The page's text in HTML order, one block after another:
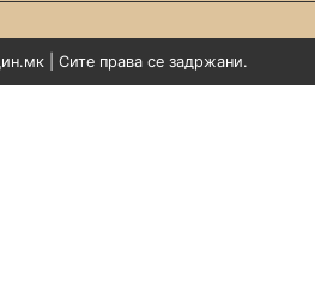
| Сите права се задржани.